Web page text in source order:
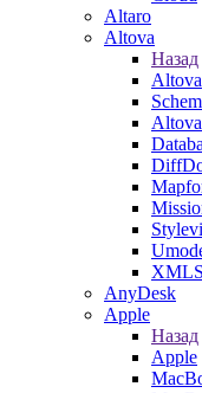
Altaro
Altova
Назад
Altova
AnyDesk
Apple
Назад
Apple